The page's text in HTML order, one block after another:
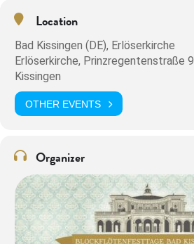
Location
Bad Kissingen (DE), Erlöserkirche
Erlöserkirche, Prinzregentenstraße
Kissingen
OTHER EVENTS
Organizer